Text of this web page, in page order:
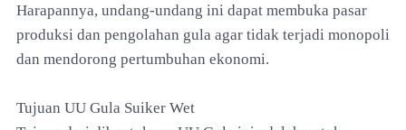
Harapannya, undang-undang ini dapat membuka pasar
produksi dan pengolahan gula agar tidak terjadi monopoli
dan mendorong pertumbuhan ekonomi.
Tujuan UU Gula Suiker Wet